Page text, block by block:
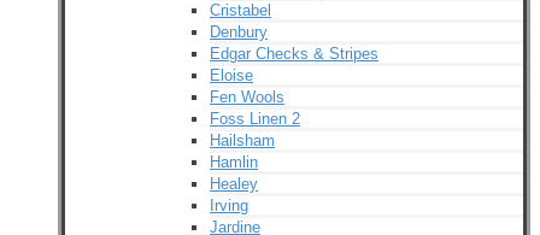
Cristabel
Denbury
Edgar Checks & Stripes
Eloise
Fen Wools
Foss Linen 2
Hailsham
Hamlin
Healey
Irving
Jardine